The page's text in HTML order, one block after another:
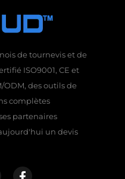
de tournevis et de
ISO9001, CE et
ODM, des outils de
complètes
partenaires
un devis